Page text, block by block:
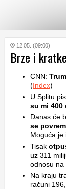
KATEGORIJE
HRVATSKI
WEB
12.05. (09:00)
Brze i kratke
CNN:
(Index)
U Splitu
su mi 400
Danas će
se
Moguća je
Tisak
uz 311
odnosu na
Na kraju
računi